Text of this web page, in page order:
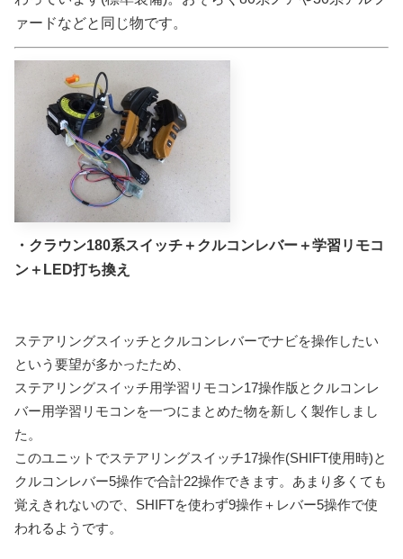
ァードなどと同じ物です。
・クラウン180系スイッチ＋クルコンレバー＋学習リモコ
ン＋LED打ち換え
ステアリングスイッチとクルコンレバーでナビを操作したい
という要望が多かったため、
ステアリングスイッチ用学習リモコン17操作版とクルコンレ
バー用学習リモコンを一つにまとめた物を新しく製作しまし
た。
このユニットでステアリングスイッチ17操作(SHIFT使用時)と
クルコンレバー5操作で合計22操作できます。 あまり多くても
覚えきれないので、SHIFTを使わず9操作＋レバー5操作で使
われるようです。